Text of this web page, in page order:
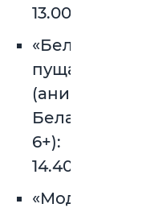
13.00.
«Беловежская
пуща»
(анимация,
Беларусь,
6+):
14.40.
«Моди.